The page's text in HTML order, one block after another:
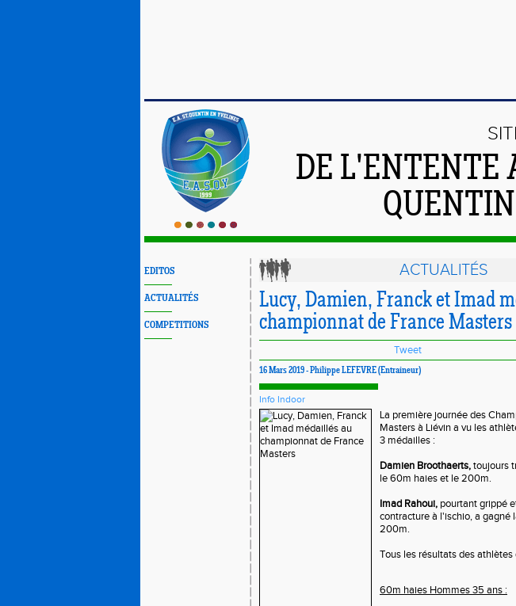
DE L'ENTENTE
EDITOS
ACTUALITÉS
COMPETITIONS
ACTUALITÉS
Lucy, Damien, Franck et Imad
championnat de France Masters
Tweet
16 Mars 2019 - Philippe LEFEVRE (Entraineur)
Info Indoor
La première journée des
Masters à Liévin a vu les
3 médailles :
Damien Broothaerts,toujours
le 60m haies et le 200m.
Imad Rahoui, pourtant grippé
contracture à l'ischio, a gagné
200m.
Tous les résultats des athlètes
60m haies Hommes 35 ans :